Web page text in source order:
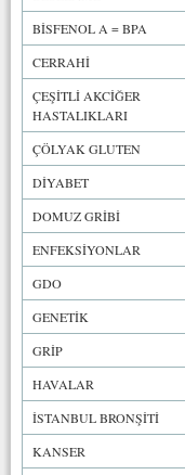
BİSFENOL A = BPA
CERRAHİ
ÇEŞİTLİ AKCİĞER
HASTALIKLARI
ÇÖLYAK GLUTEN
DİYABET
DOMUZ GRİBİ
ENFEKSİYONLAR
GDO
GENETİK
GRİP
HAVALAR
İSTANBUL BRONŞİTİ
KANSER